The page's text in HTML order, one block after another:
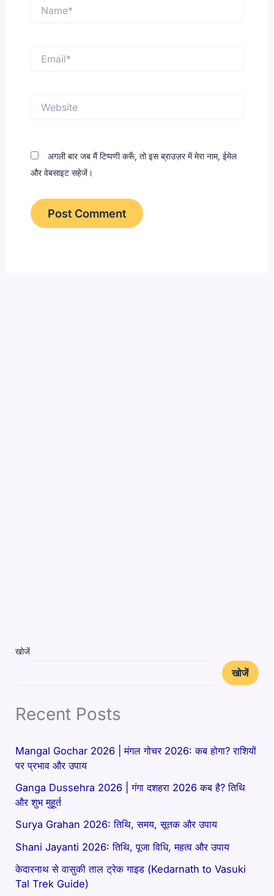
अगली बार जब मैं टिप्पणी करूँ, तो इस ब्राउज़र में मेरा नाम, ईमेल
और वेबसाइट सहेजें।
खोजें
खोजें
Recent Posts
Mangal Gochar 2026 | मंगल गोचर 2026: कब होगा? राशियों
पर प्रभाव और उपाय
Ganga Dussehra 2026 | गंगा दशहरा 2026 कब है? तिथि
और शुभ मुहूर्त
Surya Grahan 2026: तिथि, समय, सूतक और उपाय
Shani Jayanti 2026: तिथि, पूजा विधि, महत्व और उपाय
केदारनाथ से वासुकी ताल ट्रेक गाइड (Kedarnath to Vasuki
Tal Trek Guide)